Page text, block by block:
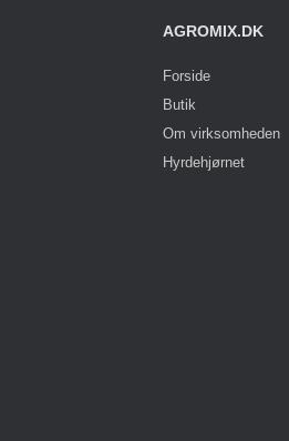
AGROMIX.DK
Forside
Butik
Om virksomheden
Hyrdehjørnet